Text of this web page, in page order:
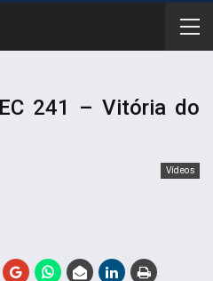
241 – Vitória do
Vídeos